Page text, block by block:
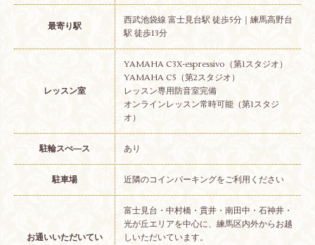
最寄り駅
西武池袋線 富士見台駅 徒歩5分｜練馬高野台
駅 徒歩13分
レッスン室
YAMAHA C3X-espressivo（第1スタジオ）
YAMAHA C5（第2スタジオ）
レッスン専用防音室完備
オンラインレッスン常時可能（第1スタジ
オ）
駐輪スぺ―ス あり
駐車場 近隣のコインパーキングをご利用ください
お通いいただいてい
富士見台・中村橋・貫井・南田中・石神井・
光が丘エリアを中心に、練馬区内外からお越
しいただいています。